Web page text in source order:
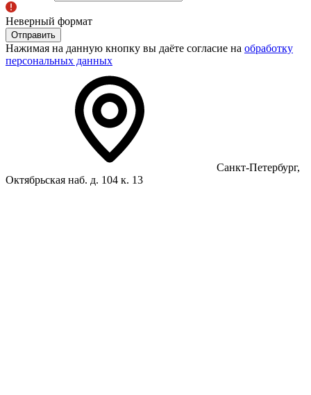
Неверный формат
Отправить
Нажимая на данную кнопку вы даёте согласие на обработку
персональных данных
Санкт-Петербург,
Октябрьская наб. д. 104 к. 13